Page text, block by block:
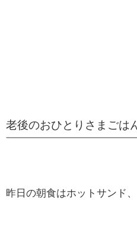
老後のおひとりさまごは
昨日の朝食はホットサンド